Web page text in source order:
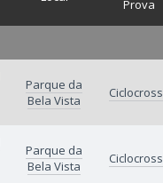
Prova
Parque da
Bela Vista
Parque da
Bela Vista